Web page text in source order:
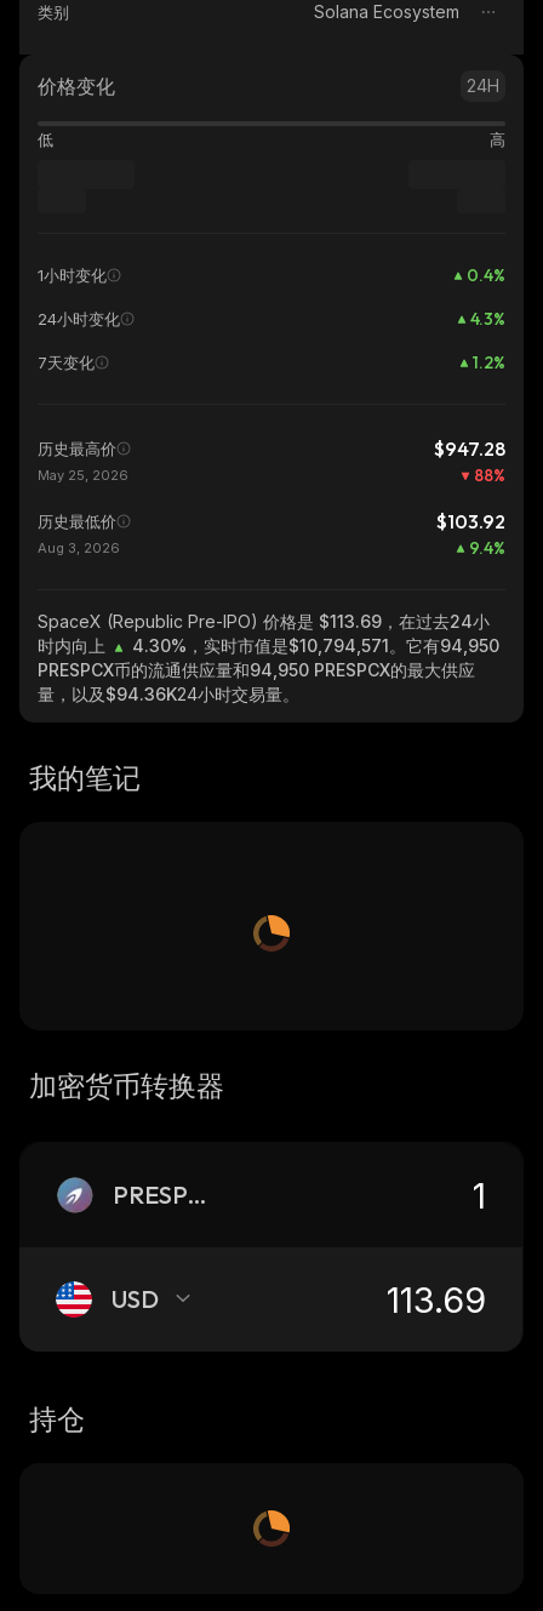
类别 Solana Ecosystem
价格变化 24H
低 高
1小时变化 0.4%
24小时变化 4.3%
7天变化 1.2%
历史最高价 $947.28
May 25, 2026 88%
历史最低价 $103.92
Aug 3, 2026 9.4%
SpaceX (Republic Pre-IPO) 价格是 $113.69，在过去24小
时内向上
4.30% ，实时市值是$10,794,571。它有94,950
PRESPCX币的流通供应量和94,950 PRESPCX的最大供应
量，以及$94.36K24小时交易量。
我的笔记
加密货币转换器
PRESPCX
USD
持仓